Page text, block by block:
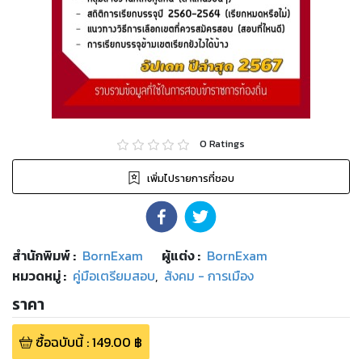
0 Ratings
เพิ่มไปรายการที่ชอบ
สำนักพิมพ์: BornExam ผู้แต่ง : BornExam
หมวดหมู่: คู่มือเตรียมสอบ, สังคม - การเมือง
ราคา
ซื้อฉบับนี้:149.00 ฿